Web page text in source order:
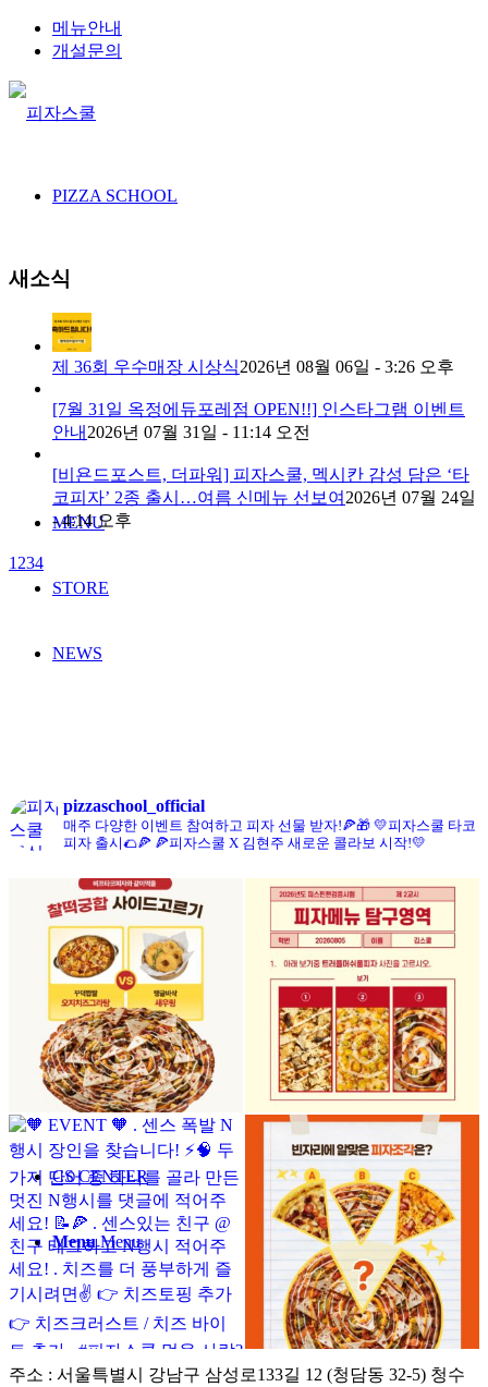
메뉴안내
개설문의
PIZZA SCHOOL
MENU
STORE
NEWS
FRANCHISE
CS CENTER
Menu Menu
새소식
제 36회 우수매장 시상식2026년 08월 06일 - 3:26 오후
[7월 31일 옥정에듀포레점 OPEN!!] 인스타그램 이벤트
안내2026년 07월 31일 - 11:14 오전
[비욘드포스트, 더파워] 피자스쿨, 멕시칸 감성 담은 ‘타
코피자’ 2종 출시…여름 신메뉴 선보여2026년 07월 24일
- 4:14 오후
1 234
콘치즈피자
pizzaschool_official
매주 다양한 이벤트 참여하고 피자 선물 받자!🍕🎁 💛피자스쿨 타코
피자 출시🌮🍕 🍕피자스쿨 X 김현주 새로운 콜라보 시작!💛
주소 : 서울특별시 강남구 삼성로133길 12 (청담동 32-5) 청수